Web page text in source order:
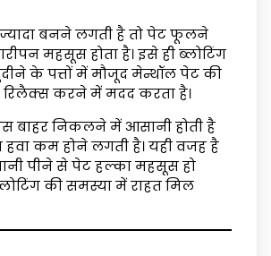
बनने लगती है तो पेट फूलने
महसूस होता है। इसे ही ब्लोटिंग
के पत्तों में मौजूद मेन्थॉल पेट की
रिलैक्स करने में मदद करता है।
बाहर निकलने में आसानी होती है
कम होने लगती है। यही वजह है
पीने से पेट हल्का महसूस हो
की समस्या में राहत मिल